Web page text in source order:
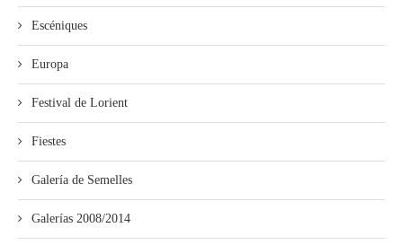
Escéniques
Europa
Festival de Lorient
Fiestes
Galería de Semelles
Galerías 2008/2014